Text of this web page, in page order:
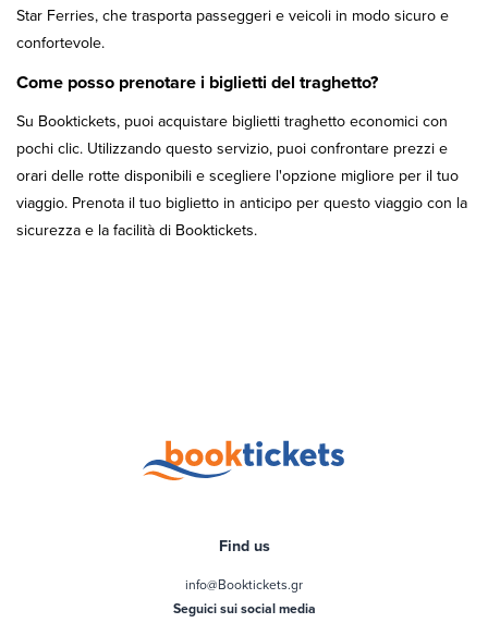
Star Ferries, che trasporta passeggeri e veicoli in modo sicuro e
confortevole.
Come posso prenotare i biglietti del traghetto?
Su Booktickets, puoi acquistare biglietti traghetto economici con
pochi clic. Utilizzando questo servizio, puoi confrontare prezzi e
orari delle rotte disponibili e scegliere l'opzione migliore per il tuo
viaggio. Prenota il tuo biglietto in anticipo per questo viaggio con la
sicurezza e la facilità di Booktickets.
Find us
info@Booktickets.gr
Seguici sui social media